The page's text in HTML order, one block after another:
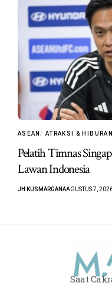
ASEAN ATRAKSI &
Pelatih Timnas
Lawan Indonesia
JH KUSMARGANAAGUSTUS 7,
Saat